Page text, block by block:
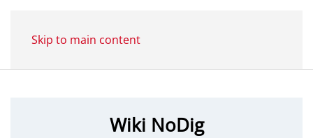
Skip to main content
Wiki NoDig